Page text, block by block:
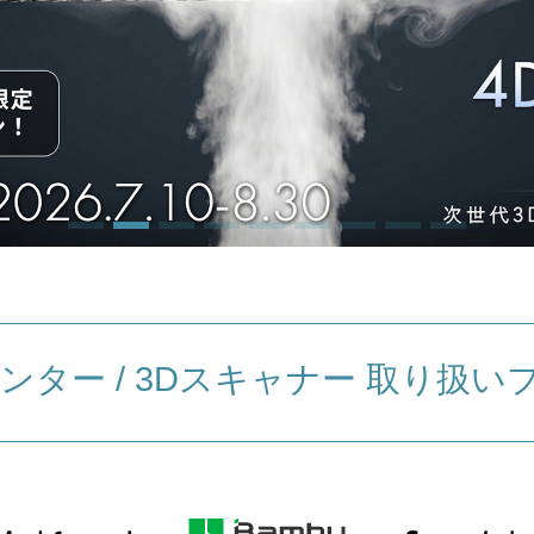
ター / 3Dスキャナー 取り扱い